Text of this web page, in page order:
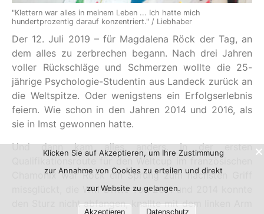
"Klettern war alles in meinem Leben ... Ich hatte mich
hundertprozentig darauf konzentriert." / Liebhaber
Der 12. Juli 2019 – für Magdalena Röck der Tag, an
dem alles zu zerbrechen begann. Nach drei Jahren
voller Rückschläge und Schmerzen wollte die 25-
jährige Psychologie-Studentin aus Landeck zurück an
die Weltspitze. Oder wenigstens ein Erfolgserlebnis
feiern. Wie schon in den Jahren 2014 und 2016, als
sie in Imst gewonnen hatte.
Und dann kam alles anders. In der ersten
Qualifikationsroute für den Weltcup im französischen
Chamonix war Röck ein Sprung zum nächsten Griff
missglückt, die WM-Dritte von 2011 und 2014 konnte
den Sturz nicht abfangen, knallte mit dem linken Arm
Klicken Sie auf Akzeptieren, um Ihre Zustimmung
zur Annahme von Cookies zu erteilen und direkt
zur Website zu gelangen.
Akzeptieren Datenschutz